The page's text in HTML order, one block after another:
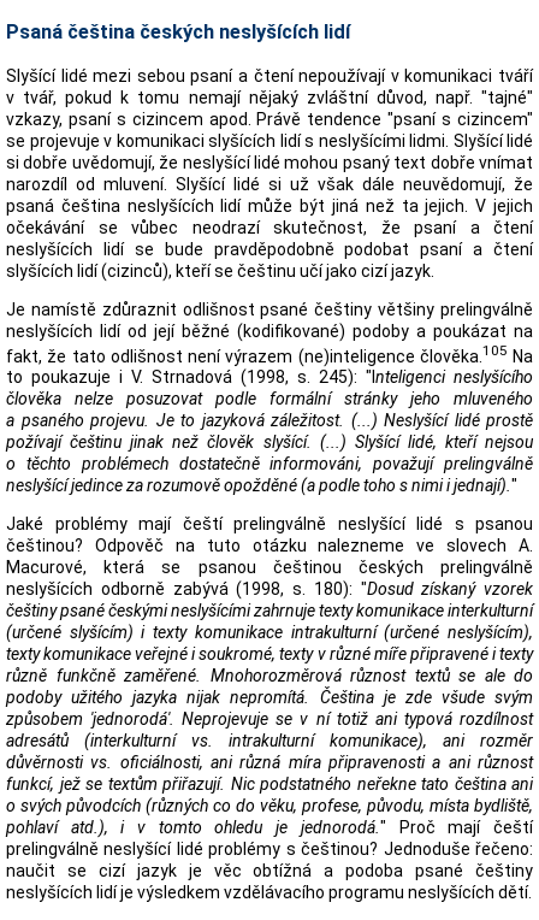
Psaná čeština českých neslyšících lidí
Slyšící lidé mezi sebou psaní a čtení nepoužívají v komunikaci tváří
v tvář, pokud k tomu nemají nějaký zvláštní důvod, např. "tajné"
vzkazy, psaní s cizincem apod. Právě tendence "psaní s cizincem"
se projevuje v komunikaci slyšících lidí s neslyšícími lidmi. Slyšící lidé
si dobře uvědomují, že neslyšící lidé mohou psaný text dobře vnímat
narozdíl od mluvení. Slyšící lidé si už však dále neuvědomují, že
psaná čeština neslyšících lidí může být jiná než ta jejich. V jejich
očekávání se vůbec neodrazí skutečnost, že psaní a čtení
neslyšících lidí se bude pravděpodobně podobat psaní a čtení
slyšících lidí (cizinců), kteří se češtinu učí jako cizí jazyk.
Je namístě zdůraznit odlišnost psané češtiny většiny prelingválně
neslyšících lidí od její běžné (kodifikované) podoby a poukázat na
fakt, že tato odlišnost není výrazem (ne)inteligence člověka. 105 Na
to poukazuje i V. Strnadová (1998, s. 245): "I nteligenci neslyšícího
člověka nelze posuzovat podle formální stránky jeho mluveného
a psaného projevu. Je to jazyková záležitost. (...) Neslyšící lidé prostě
požívají češtinu jinak než člověk slyšící. (...) Slyšící lidé, kteří nejsou
o těchto problémech dostatečně informováni, považují prelingválně
neslyšící jedince za rozumově opožděné (a podle toho s nimi i jednají). "
Jaké problémy mají čeští prelingválně neslyšící lidé s psanou
češtinou? Odpověč na tuto otázku nalezneme ve slovech A.
Macurové, která se psanou češtinou českých prelingválně
neslyšících odborně zabývá (1998, s. 180): "Dosud získaný vzorek
češtiny psané českými neslyšícími zahrnuje texty komunikace interkulturní
(určené slyšícím) i texty komunikace intrakulturní (určené neslyšícím),
texty komunikace veřejné i soukromé, texty v různé míře připravené i texty
různě funkčně zaměřené. Mnohorozměrová různost textů se ale do
podoby užitého jazyka nijak nepromítá. Čeština je zde všude svým
způsobem 'jednorodá'. Neprojevuje se v ní totiž ani typová rozdílnost
adresátů (interkulturní vs. intrakulturní komunikace), ani rozměr
důvěrnosti vs. oficiálnosti, ani různá míra připravenosti a ani různost
funkcí, jež se textům přiřazují. Nic podstatného neřekne tato čeština ani
o svých původcích (různých co do věku, profese, původu, místa bydliště,
pohlaví atd.), i v tomto ohledu je jednorodá. " Proč mají čeští
prelingválně neslyšící lidé problémy s češtinou? Jednoduše řečeno:
naučit se cizí jazyk je věc obtížná a podoba psané češtiny
neslyšících lidí je výsledkem vzdělávacího programu neslyšících dětí.